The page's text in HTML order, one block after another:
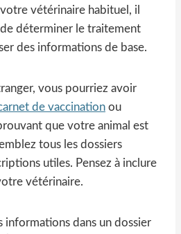
vétérinaire habituel, il
déterminer le traitement
des informations de base.
vous pourriez avoir
de vaccination ou
que votre animal est
tous les dossiers
utiles. Pensez à inclure
vétérinaire.
informations dans un dossier